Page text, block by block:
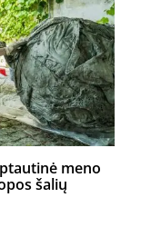
meno
šalių